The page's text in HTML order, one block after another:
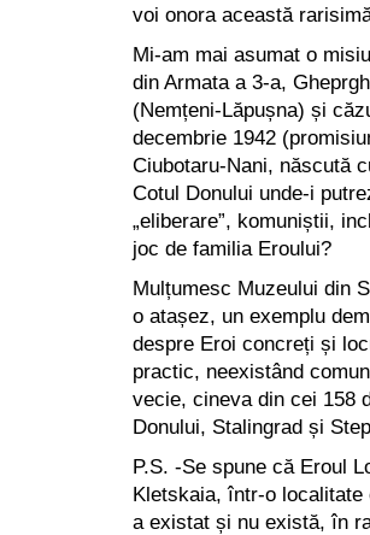
voi onora această
Mi-am mai asumat o
din Armata a 3-a,
(Nemțeni-Lăpușna) și
decembrie 1942
Ciubotaru-Nani, născută
Cotul Donului unde-i
„eliberare”, komuniștii,
joc de familia Eroului?
Mulțumesc Muzeului din
o atașez, un exemplu
despre Eroi concreți și
practic, neexistând
vecie, cineva din cei 158
Donului, Stalingrad și
P.S. -Se spune că Eroul
Kletskaia, într-o
a existat și nu există, în